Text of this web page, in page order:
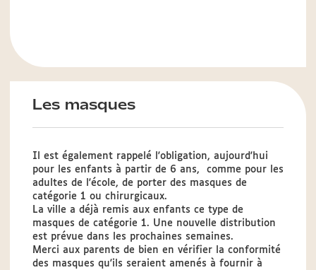
Les masques
Il est également rappelé l'obligation, aujourd'hui
pour les enfants à partir de 6 ans, comme pour les
adultes de l'école, de porter des masques de
catégorie 1 ou chirurgicaux.
La ville a déjà remis aux enfants ce type de
masques de catégorie 1. Une nouvelle distribution
est prévue dans les prochaines semaines.
Merci aux parents de bien en vérifier la conformité
des masques qu'ils seraient amenés à fournir à